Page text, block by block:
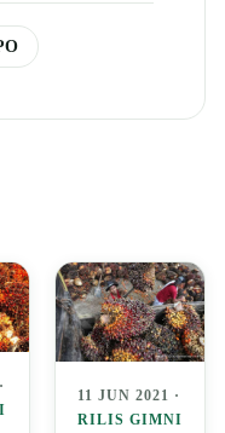
11 JUN 2021 ·
RILIS GIMNI